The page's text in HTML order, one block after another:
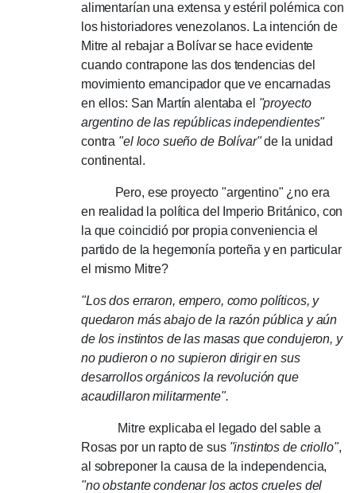
alimentarían una extensa y estéril polémica con
los historiadores venezolanos. La intención de
Mitre al rebajar a Bolívar se hace evidente
cuando contrapone las dos tendencias del
movimiento emancipador que ve encarnadas
en ellos: San Martín alentaba el "proyecto
argentino de las repúblicas independientes"
contra "el loco sueño de Bolívar"de la unidad
continental.
Pero, ese proyecto "argentino" ¿no era
en realidad la política del Imperio Británico, con
la que coincidió por propia conveniencia el
partido de la hegemonía porteña y en particular
el mismo Mitre?
"Los dos erraron, empero, como políticos, y
quedaron más abajo de la razón pública y aún
de los instintos de las masas que condujeron, y
no pudieron o no supieron dirigir en sus
desarrollos orgánicos la revolución que
acaudillaron militarmente".
Mitre explicaba el legado del sable a
Rosas por un rapto de sus "instintos de criollo",
al sobreponer la causa de la independencia,
"no obstante condenar los actos crueles del